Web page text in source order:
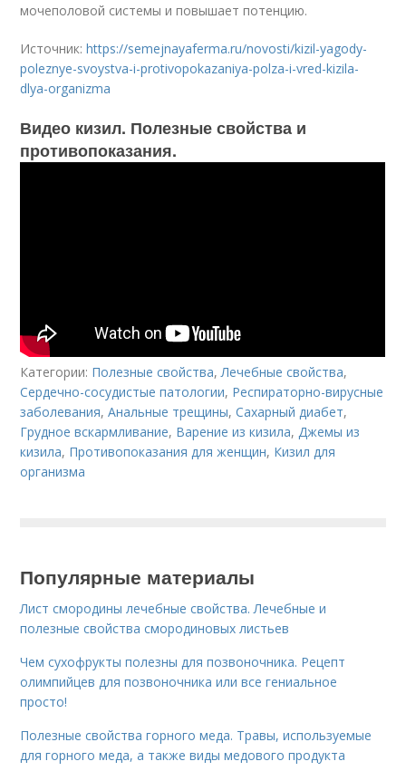
мочеполовой системы и повышает потенцию.
Источник:https://semejnayaferma.ru/novosti/kizil-yagody-
poleznye-svoystva-i-protivopokazaniya-polza-i-vred-kizila-
dlya-organizma
Видео кизил. Полезные свойства и
противопоказания.
Категории: Полезные свойства,Лечебные свойства,
Сердечно-сосудистые патологии, Респираторно-вирусные
заболевания,Анальные трещины,Сахарный диабет,
Грудное вскармливание, Варение из кизила,Джемы из
кизила, Противопоказания для женщин, Кизил для
организма
Популярные материалы
Лист смородины лечебные свойства. Лечебные и
полезные свойства смородиновых листьев
Чем сухофрукты полезны для позвоночника. Рецепт
олимпийцев для позвоночника или все гениальное
просто!
Полезные свойства горного меда. Травы, используемые
для горного меда, а также виды медового продукта